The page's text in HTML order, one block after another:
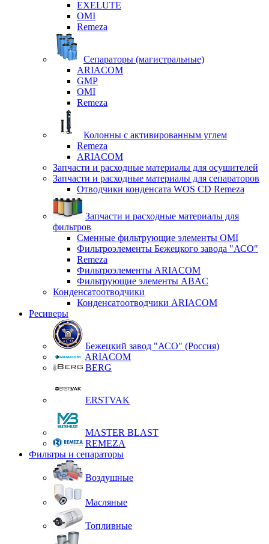
EXELUTE
OMI
Remeza
Сепараторы (магистральные)
ARIACOM
GMP
OMI
Remeza
Колонны с активированным углем
Remeza
ARIACOM
Запчасти и расходные материалы для осушителей
Запчасти и расходные материалы для сепараторов
Отводчики конденсата WOS CD Remeza
Запчасти и расходные материалы для
фильтров
Сменные фильтрующие элементы OMI
Фильтроэлементы Бежецкого завода "АСО"
Remeza
Фильтроэлементы ARIACOM
Фильтрующие элементы ABAC
Конденсатоотводчики
Конденсатоотводчики ARIACOM
Ресиверы
Бежецкий завод "АСО" (Россия)
ARIACOM
BERG
ERSTVAK
MASTER BLAST
REMEZA
Фильтры и сепараторы
Воздушные
Масляные
Топливные